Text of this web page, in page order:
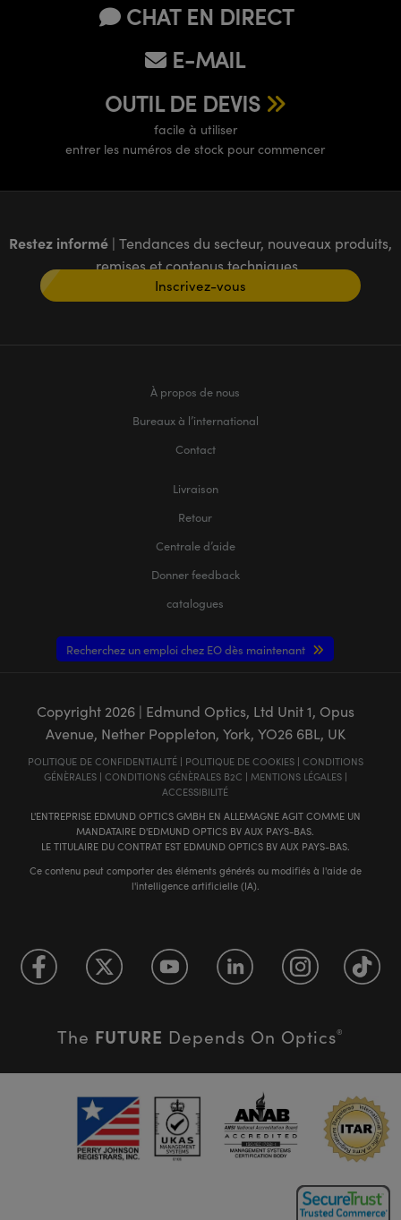
CHAT EN DIRECT
E-MAIL
OUTIL DE DEVIS
facile à utiliser
entrer les numéros de stock pour commencer
Restez informé | Tendances du secteur, nouveaux produits,
remises et contenus techniques
Inscrivez-vous
À propos de nous
Bureaux à l’international
Contact
Livraison
Retour
Centrale d’aide
Donner feedback
catalogues
Recherchez un emploi chez EO dès maintenant
Copyright 2026| Edmund Optics, Ltd Unit 1, Opus
Avenue, Nether Poppleton, York, YO26 6BL, UK
POLITIQUE DE CONFIDENTIALITÉ| POLITIQUE DE COOKIES| CONDITIONS
GÉNÈRALES| CONDITIONS GÉNÈRALES B2C | MENTIONS LÉGALES|
ACCESSIBILITÉ
L'ENTREPRISE EDMUND OPTICS GMBH EN ALLEMAGNE AGIT COMME UN
MANDATAIRE D'EDMUND OPTICS BV AUX PAYS-BAS.
LE TITULAIRE DU CONTRAT EST EDMUND OPTICS BV AUX PAYS-BAS.
Ce contenu peut comporter des éléments générés ou modifiés à l'aide de
l'intelligence artificielle (IA).
The FUTURE Depends On Optics®